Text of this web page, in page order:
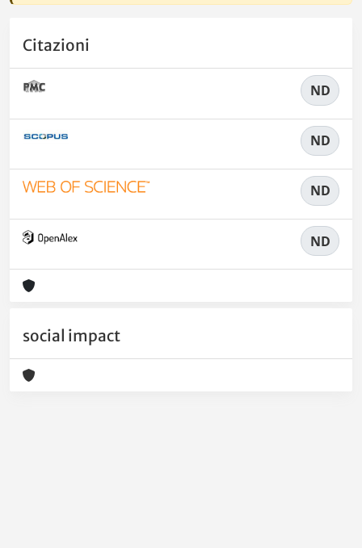
Citazioni
ND
ND
ND
ND
social impact